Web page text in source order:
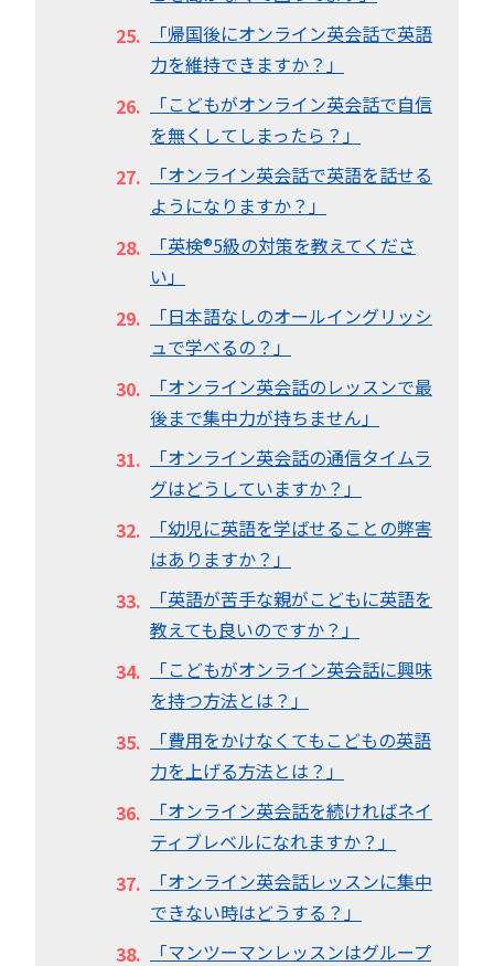
「帰国後にオンライン英会話で英語
力を維持できますか？」
「こどもがオンライン英会話で自信
を無くしてしまったら？」
「オンライン英会話で英語を話せる
ようになりますか？」
「英検®︎5級の対策を教えてくださ
い」
「日本語なしのオールイングリッシ
ュで学べるの？」
「オンライン英会話のレッスンで最
後まで集中力が持ちません」
「オンライン英会話の通信タイムラ
グはどうしていますか？」
「幼児に英語を学ばせることの弊害
はありますか？」
「英語が苦手な親がこどもに英語を
教えても良いのですか？」
「こどもがオンライン英会話に興味
を持つ方法とは？」
「費用をかけなくてもこどもの英語
力を上げる方法とは？」
「オンライン英会話を続ければネイ
ティブレベルになれますか？」
「オンライン英会話レッスンに集中
できない時はどうする？」
「マンツーマンレッスンはグループ